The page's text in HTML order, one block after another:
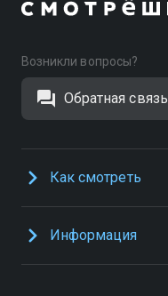
Возникли вопросы?
Обратная связь
Как смотреть
Информация